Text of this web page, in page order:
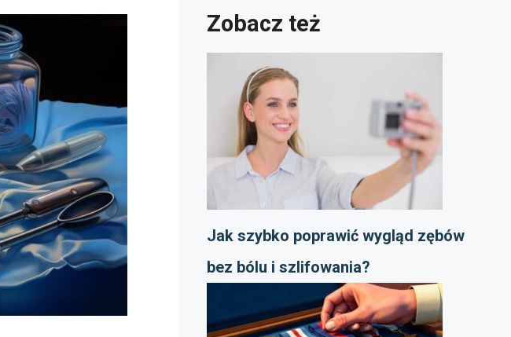
Zobacz też
Jak szybko poprawić wygląd zębów
bez bólu i szlifowania?